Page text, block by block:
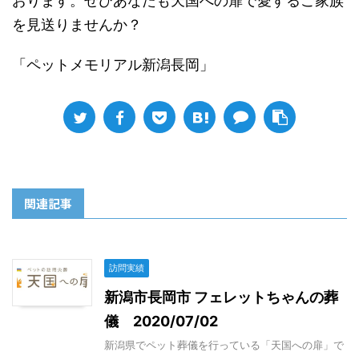
を見送りませんか？
「ペットメモリアル新潟長岡」
関連記事
訪問実績
新潟市長岡市 フェレットちゃんの葬
儀 2020/07/02
新潟県でペット葬儀を行っている「天国への扉」で